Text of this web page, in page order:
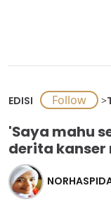
EDISI >
'Saya mahu
derita